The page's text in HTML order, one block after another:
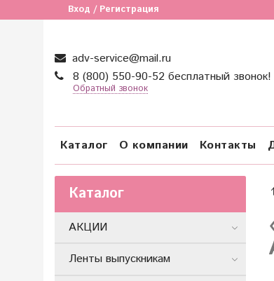
Вход / Регистрация
adv-service@mail.ru
8 (800) 550-90-52 бесплатный звонок!
Обратный звонок
Каталог О компании Контакты
Каталог
АКЦИИ
Ленты выпускникам